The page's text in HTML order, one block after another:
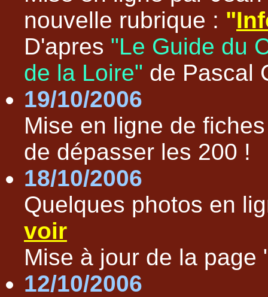
nouvelle rubrique : "
D'apres "Le Guide du
de la Loire" de Pascal
19/10/2006
Mise en ligne de
de dépasser les 200 !
18/10/2006
Quelques photos en
voir
Mise à jour de la page
12/10/2006